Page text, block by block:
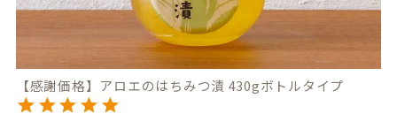
【感謝価格】アロエのはちみつ漬 430gボトルタイプ